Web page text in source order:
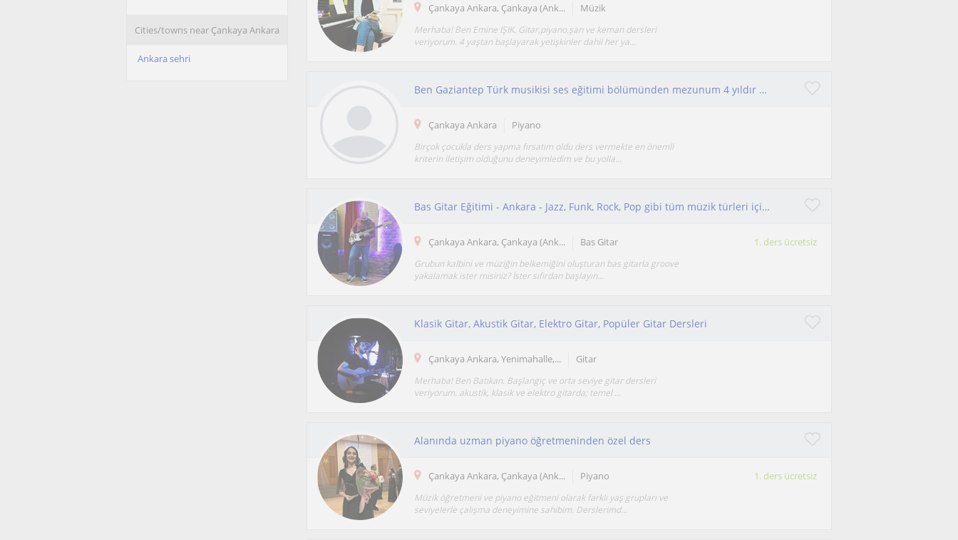
Cities/towns near Çankaya Ankara
Ankara sehri
Çankaya Ankara, Çankaya (Ank... Müzik
Merhaba! Ben Emine IŞIK. Gitar,piyano,şan ve keman dersleri
veriyorum. 4 yaştan başlayarak yetişkinler dahil her ya...
Ben Gaziantep Türk musikisi ses eğitimi bölümünden mezunum 4 yıldır çocuklara piyano hocalığı yapıyorum
Çankaya Ankara Piyano
Birçok çocukla ders yapma fırsatım oldu ders vermekte en önemli
kriterin iletişim olduğunu deneyimledim ve bu yolla...
Bas Gitar Eğitimi - Ankara - Jazz, Funk, Rock, Pop gibi tüm müzik türleri için bas gitar eğitimi vermekteyim
Çankaya Ankara, Çankaya (Ank... Bas Gitar 1. ders ücretsiz
Grubun kalbini ve müziğin belkemiğini oluşturan bas gitarla groove
yakalamak ister misiniz? İster sıfırdan başlayın...
Klasik Gitar, Akustik Gitar, Elektro Gitar, Popüler Gitar Dersleri
Çankaya Ankara, Yenimahalle,... Gitar
Merhaba! Ben Batıkan. Başlangıç ve orta seviye gitar dersleri
veriyorum. akustik, klasik ve elektro gitarda; temel ...
Alanında uzman piyano öğretmeninden özel ders
Çankaya Ankara, Çankaya (Ank... Piyano 1. ders ücretsiz
Müzik öğretmeni ve piyano eğitmeni olarak farklı yaş grupları ve
seviyelerle çalışma deneyimine sahibim. Derslerimd...